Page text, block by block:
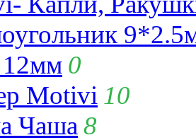
0
Motivi 10
Чаша 8